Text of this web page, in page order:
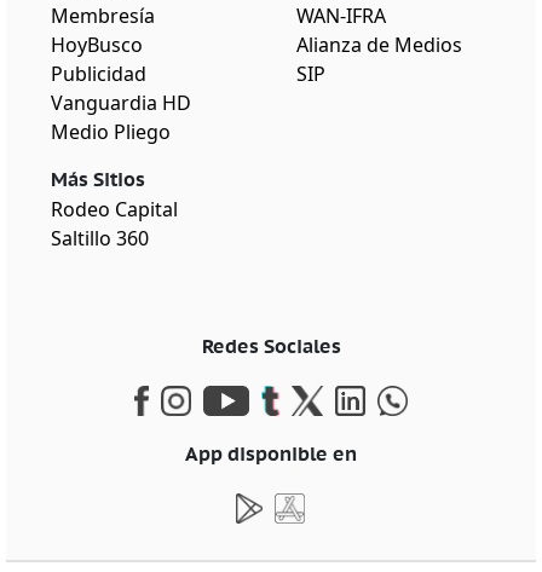
Membresía
HoyBusco
Publicidad
Vanguardia HD
Medio Pliego
Más Sitios
Rodeo Capital
Saltillo 360
WAN-IFRA
Alianza de Medios
SIP
Redes Sociales
App disponible en